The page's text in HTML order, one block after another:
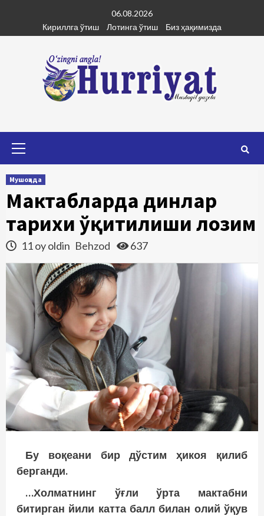
content
06.08.2026
Кириллга ўтиш
Лотинга ўтиш Биз ҳақимизда
Мушоҳада
Мактабларда динлар
тарихи ўқитилиши лозим
11 oy oldin Behzod 637
Бу воқеани бир дўстим ҳикоя қилиб
берганди.
…Холматнинг ўғли ўрта мактабни
битирган йили катта балл билан олий ўқув